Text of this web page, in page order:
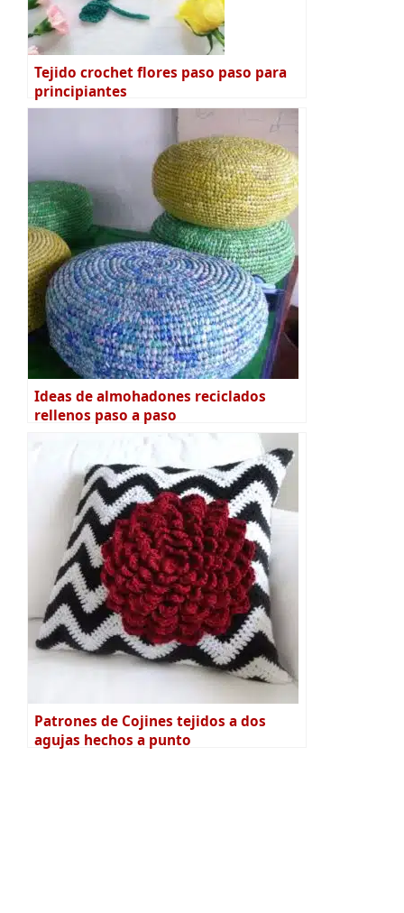
Tejido crochet flores paso paso para
principiantes
Ideas de almohadones reciclados
rellenos paso a paso
Patrones de Cojines tejidos a dos
agujas hechos a punto